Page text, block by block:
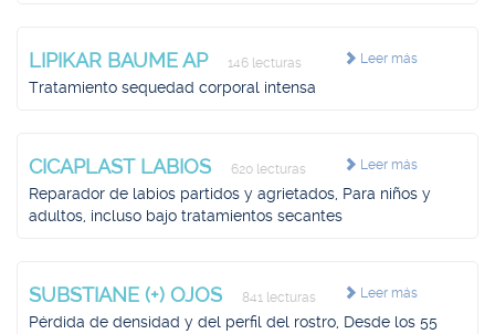
Leer más
LIPIKAR BAUME AP 146 lecturas
Tratamiento sequedad corporal intensa
Leer más
CICAPLAST LABIOS 620 lecturas
Reparador de labios partidos y agrietados, Para niños y
adultos, incluso bajo tratamientos secantes
Leer más
SUBSTIANE (+) OJOS 841 lecturas
Pérdida de densidad y del perfil del rostro, Desde los 55